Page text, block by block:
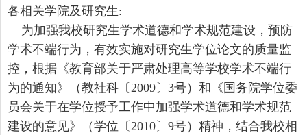
各相关学院及研究生:
为加强我校研究生学术道德和学术规范建设，预防
学术不端行为，有效实施对研究生学位论文的质量监
控，根据《教育部关于严肃处理高等学校学术不端行
为的通知》（教社科〔2009〕3号）和《国务院学位委
员会关于在学位授予工作中加强学术道德和学术规范
建设的意见》（学位〔2010〕9号）精神，结合我校相